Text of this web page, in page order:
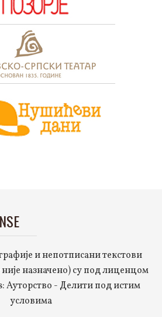
и непотписани текстови
није назначено) су под лиценцом
Ауторство - Делити под истим
условима